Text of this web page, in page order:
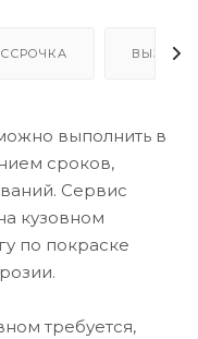
ВЫЗОВ
выполнить в
сроков,
Сервис
кузовном
по покраске
требуется,